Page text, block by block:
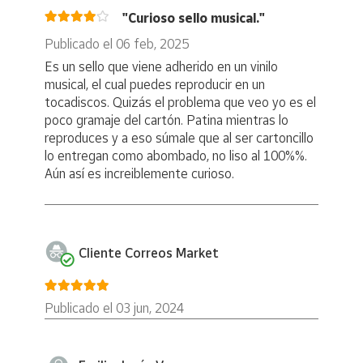
Tirada: 140.000
Producto exento de IVA
"Curioso sello musical."
Publicado el 06 feb, 2025
Es un sello que viene adherido en un vinilo
musical, el cual puedes reproducir en un
tocadiscos. Quizás el problema que veo yo es el
poco gramaje del cartón. Patina mientras lo
reproduces y a eso súmale que al ser cartoncillo
lo entregan como abombado, no liso al 100%%.
Aún así es increiblemente curioso.
Cliente Correos Market
Publicado el 03 jun, 2024